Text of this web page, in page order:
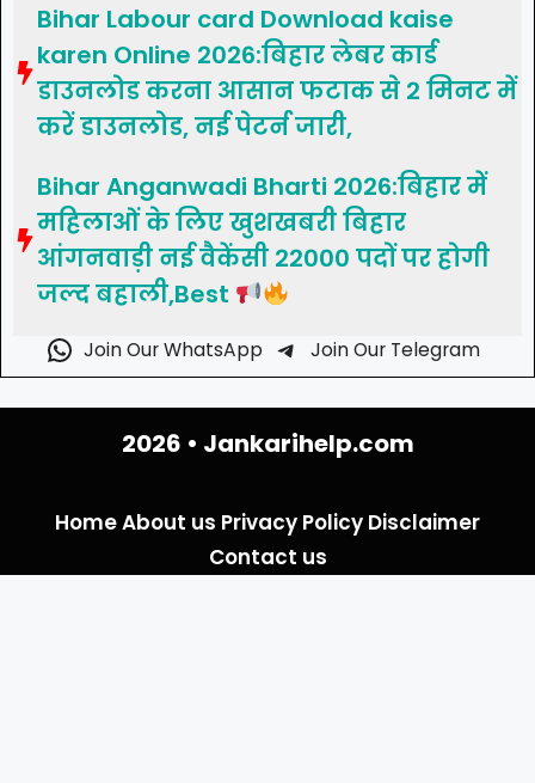
Bihar Labour card Download kaise
karen Online 2026:बिहार लेबर कार्ड
डाउनलोड करना आसान फटाक से 2 मिनट में
करें डाउनलोड, नई पेटर्न जारी,
Bihar Anganwadi Bharti 2026:बिहार में
महिलाओं के लिए खुशखबरी बिहार
आंगनवाड़ी नई वैकेंसी 22000 पदों पर होगी
जल्द बहाली,Best
Join Our WhatsApp Join Our Telegram
2026 • Jankarihelp.com
HomeAbout us Privacy Policy Disclaimer
Contact us